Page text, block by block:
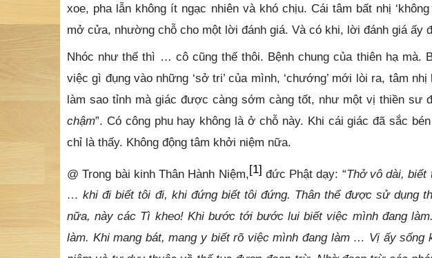
xoe, pha lẫn không ít ngạc nhiên và khó chịu. Cái tâm bất nhị
mở cửa, nhường chỗ cho một lời đánh giá. Và có khi, lời đánh giá ấy
Nhóc như thế thì … cô cũng thế thôi. Bệnh chung của thiên hạ mà.
việc gì đụng vào những ‘sở tri’ của mình, ‘chướng’ mới lòi ra, tâm
làm sao tỉnh mà giác được càng sớm càng tốt, như một vị thiền sư
chậm”. Có công phu hay không là ở chỗ này. Khi cái giác đã sắc
chỉ là thấy. Không động tâm khởi niệm nữa.
@ Trong bài kinh Thân Hành Niệm,[1] đức Phật dạy: “Thở vô dài, biết
… khi đi biết tôi đi, khi đứng biết tôi đứng. Thân thể được sử dụng
nữa, này các Tì kheo! Khi bước tới bước lui biết việc mình đang
làm. Khi mang bát, mang y biết rõ việc mình đang làm … Vị ấy sống